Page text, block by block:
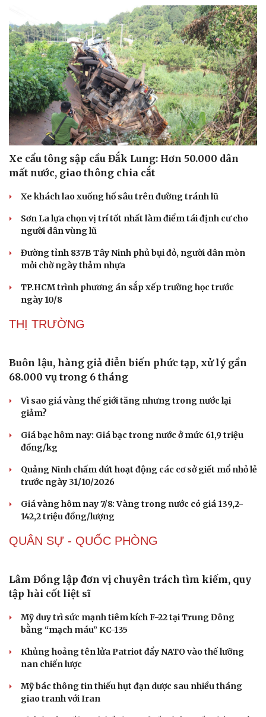
Doanh nghiệp
Thông tin doanh nghiệp
Doanh nghiệp 24h
Vì cộng đồng
Công nghệ
Sành điệu
Chuyển đổi số
Xe cẩu tông sập cầu Đắk Lung: Hơn 50.000 dân
mất nước, giao thông chia cắt
Xe khách lao xuống hố sâu trên đường tránh lũ
Sơn La lựa chọn vị trí tốt nhất làm điểm tái định cư cho
người dân vùng lũ
Đường tỉnh 837B Tây Ninh phủ bụi đỏ, người dân mòn
mỏi chờ ngày thảm nhựa
TP.HCM trình phương án sắp xếp trường học trước
ngày 10/8
THỊ TRƯỜNG
Buôn lậu, hàng giả diễn biến phức tạp, xử lý gần
68.000 vụ trong 6 tháng
giảm?
đồng/kg
Quảng Ninh chấm dứt hoạt động các cơ sở giết mổ nhỏ lẻ
Giá vàng hôm nay 7/8: Vàng trong nước có giá 139,2-
QUÂN SỰ - QUỐC PHÒNG